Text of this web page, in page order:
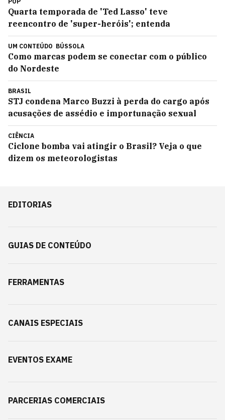
Quarta temporada de 'Ted Lasso' teve
reencontro de 'super-heróis'; entenda
UM CONTEÚDO BÚSSOLA
Como marcas podem se conectar com o público
do Nordeste
BRASIL
STJ condena Marco Buzzi à perda do cargo após
acusações de assédio e importunação sexual
CIÊNCIA
Ciclone bomba vai atingir o Brasil? Veja o que
dizem os meteorologistas
EDITORIAS
GUIAS DE CONTEÚDO
FERRAMENTAS
CANAIS ESPECIAIS
EVENTOS EXAME
PARCERIAS COMERCIAIS